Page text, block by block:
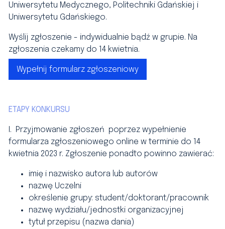
Uniwersytetu Medycznego, Politechniki Gdańskiej i
Uniwersytetu Gdańskiego.
Wyślij zgłoszenie - indywidualnie bądź w grupie. Na
zgłoszenia czekamy do 14 kwietnia.
Wypełnij formularz zgłoszeniowy
ETAPY KONKURSU
I. Przyjmowanie zgłoszeń poprzez wypełnienie
formularza zgłoszeniowego online w terminie do 14
kwietnia 2023 r. Zgłoszenie ponadto powinno zawierać:
imię i nazwisko autora lub autorów
nazwę Uczelni
określenie grupy: student/doktorant/pracownik
nazwę wydziału/jednostki organizacyjnej
tytuł przepisu (nazwa dania)